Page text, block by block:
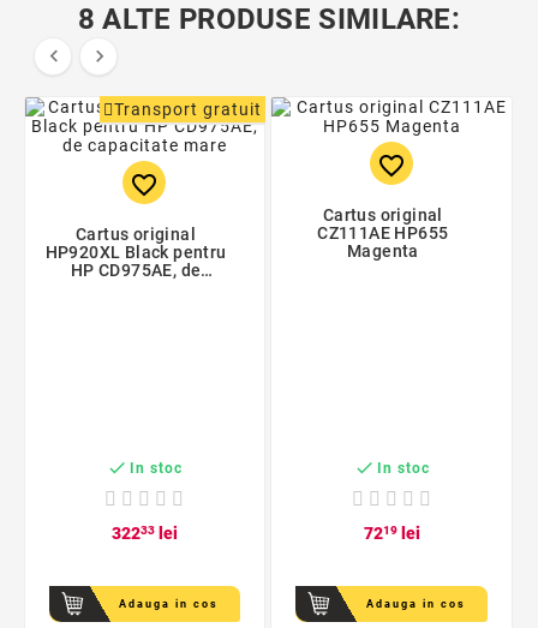
8 ALTE PRODUSE SIMILARE:
 
Transport gratuit
favorite_border
Cartus original
HP920XL Black pentru
HP CD975AE, de
 In stoc
32233lei
Adauga in cos
favorite_border
Cartus original
CZ111AE HP655
Magenta
 In stoc
7219lei
Adauga in cos